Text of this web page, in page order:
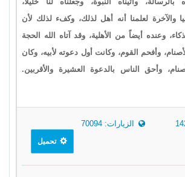
والآخرة لعلمنا أنه أهل لذلك، وكفء لذلك لأن
وعنده أيضاً من الأهلية، وقد آتاه الله الحجة
وأفحم القوم، وكانت أول دعوته لأبيه، وكان
وأحق الناس بالدعوة العشيرة والأقربين.
الزيارات: 70094
تحميل